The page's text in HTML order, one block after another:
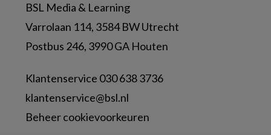
BSL Media & Learning
Varrolaan 114, 3584 BW Utrecht
Postbus 246, 3990 GA Houten
Klantenservice 030 638 3736
klantenservice@bsl.nl
Beheer cookievoorkeuren